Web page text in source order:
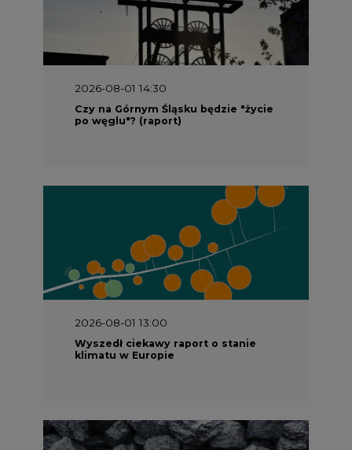
2026-08-01 14:30
Czy na Górnym Śląsku będzie "życie
po węglu"? (raport)
2026-08-01 13:00
Wyszedł ciekawy raport o stanie
klimatu w Europie